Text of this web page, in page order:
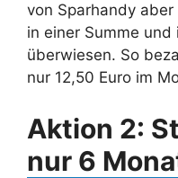
von Sparhandy
in einer Summe und
überwiesen. So
nur 12,50 Euro im
Aktion 2:
nur 6